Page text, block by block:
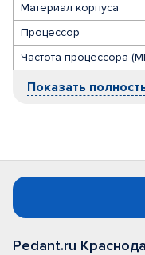
Материал корпуса
Процессор
Частота процессора
Показать
Pedant.ru